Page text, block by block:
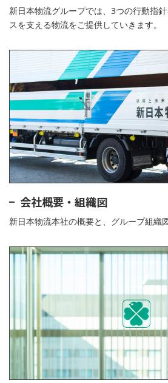
新日本物流グループでは、3つの行動指
スを支える物流をご提供していきます。
会社概要・組織図
新日本物流本社の概要と、グループ組織